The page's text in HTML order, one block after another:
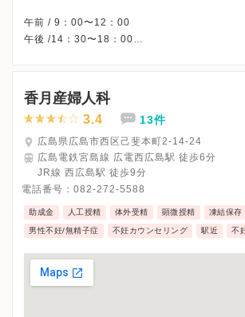
午前 / 9：00〜12：00
午後 /14：30〜18：00
※完全予約制です。
※受診前には必ずクリニックHPを確認、また
香月産婦人科
3.4 13件
広島県広島市西区己斐本町2-14-24
広島電鉄宮島線 広電西広島駅 徒歩6分
JR線 西広島駅 徒歩9分
電話番号： 082-272-5588
助成金 人工授精 体外受精 顕微授精 凍結保存
男性不妊/無精子症 不妊カウンセリング 駅近 不